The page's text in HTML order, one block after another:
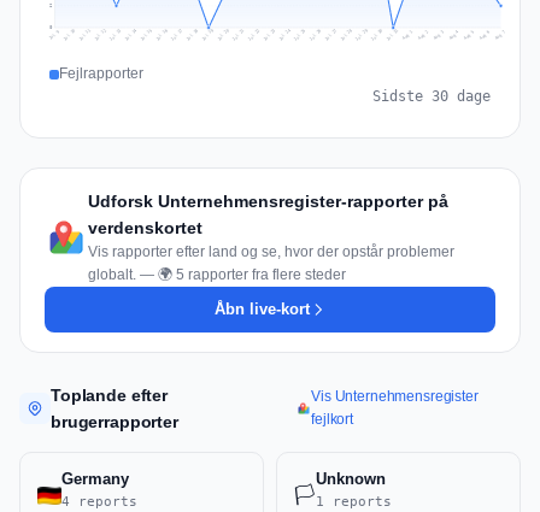
2
Jul 9 Jul 10 Jul 11 Jul 12 Jul 13 Jul 14 Jul 15 Jul 16 Jul 17 Jul 18 Jul 19 Jul 20 Jul 21 Jul 22 Jul 23 Jul 24 Jul 25 Jul 26 Jul 27 Jul 28 Jul 29 Jul 30 Jul 31 Aug 1 Aug 2 Aug 3 Aug 4 Aug 5 Aug 6 Aug 7
Fejlrapporter
Sidste 30 dage
Udforsk Unternehmensregister-rapporter på
verdenskortet
Vis rapporter efter land og se, hvor der opstår problemer
globalt. — 🌍 5 rapporter fra flere steder
Åbn live-kort
Toplande efter
brugerrapporter
Vis Unternehmensregister
fejlkort
Germany
4 reports 🏳️
Unknown
1 reports